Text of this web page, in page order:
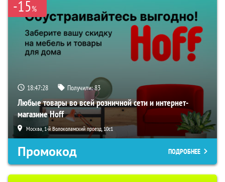
-15%
18:47:27 Получили:83
Любые товары во всей розничной сети и интернет-
магазине Hoff
Москва, 1-й Волоколамский проезд, 10с1
Промокод ПОДРОБНЕЕ